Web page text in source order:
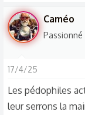
:
s
r
é
c
i
o
Caméo
Passionné
17/4/25
Les pédophiles
leur serrons la